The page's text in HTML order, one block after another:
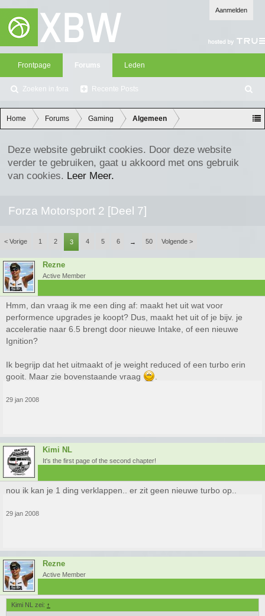
Aanmelden
Frontpage Forums
Zoeken in fora Recente Posts
Leden
oe
ke
n
Home Forums Gaming Algemeen
Deze website gebruikt cookies. Door deze website
verder te gebruiken, gaat u akkoord met ons gebruik
van cookies. Leer Meer.
Forza Motorsport 2 [Deel 7]
< Vorige 1 2 3 4 5 6 → 50 Volgende >
Rezne
Active Member
Hmm, dan vraag ik me een ding af: maakt het uit wat voor
performence upgrades je koopt? Dus, maakt het uit of je bijv. je
acceleratie naar 6.5 brengt door nieuwe Intake, of een nieuwe
Ignition?
Ik begrijp dat het uitmaakt of je weight reduced of een turbo erin
gooit. Maar zie bovenstaande vraag
29 jan 2008
Kimi NL
It's the first page of the second chapter!
nou ik kan je 1 ding verklappen.. er zit geen nieuwe turbo op..
29 jan 2008
Rezne
Active Member
Kimi NL zei: ↑